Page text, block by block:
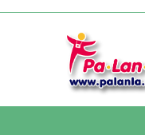
ศไอซ์แลนด์ (The Whale
และยังถูกยกย่องให้เป็
องยุโรป (The Whale